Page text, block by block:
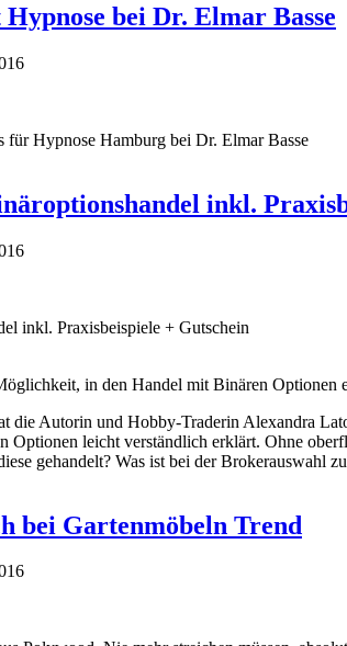
bei Dr. Elmar Basse
Hypnose Hamburg bei Dr. Elmar Basse
inkl.
in den Handel mit Binären
die Autorin und Hobby-Traderin Alexandra
leicht verständlich erklärt. Ohne
gehandelt? Was ist bei der Brokerauswahl
bei Gartenmöbeln Trend